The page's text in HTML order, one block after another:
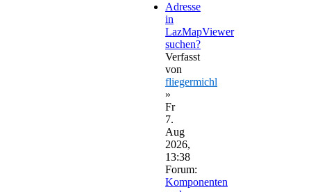
Adresse
in
LazMapViewer
suchen?
Verfasst
von
fliegermichl
»
Fr
7.
Aug
2026,
13:38
Forum:
Komponenten